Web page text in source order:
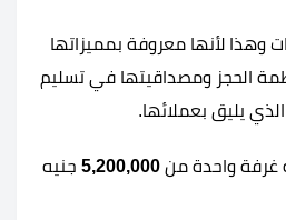
وهذا لأنها معروفة بمميزاتها
الحجز ومصداقيتها في تسليم
يليق بعملائها.
غرفة واحدة من 5,200,000 جنيه